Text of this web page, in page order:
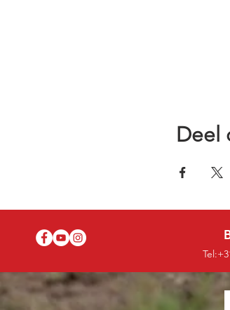
Deel